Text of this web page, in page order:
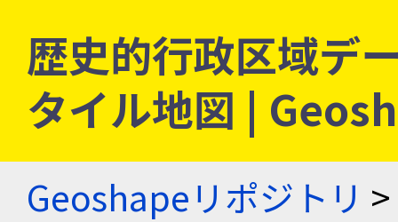
歴史的行政区域デ
タイル地図 |
Geoshapeリポジトリ >